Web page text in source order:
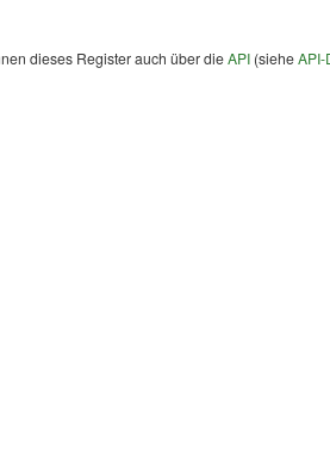
dieses Register auch über dieAPI(sieheAPI-